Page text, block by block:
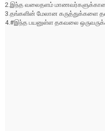
2.இந்த வலைதளம்
3.தங்களின் மேலான கருத்துக்களை
4.#இந்த பயனுள்ள தகவலை